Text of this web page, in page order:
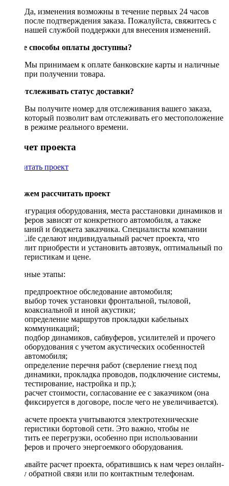
Да, изменения возможны в течение первых 24 часов
после подтверждения заказа. Пожалуйста, свяжитесь с
нашей службой поддержки для внесения изменений.
Какие способы оплаты доступны?
Мы принимаем к оплате банковские карты и наличные
при получении товара.
Как отслеживать статус доставки?
Вы получите номер для отслеживания вашего заказа,
который позволит вам отслеживать его местоположение
в режиме реального времени.
Рассчет проекта
Рассчитать проект
Поможем рассчитать проект
Конфигурация оборудования, места расстановки динамиков и
сабвуферов зависят от конкретного автомобиля, а также
пожеланий и бюджета заказчика. Специалисты компании
DriveLife сделают индивидуальный расчет проекта, что
позволит приобрести и установить автозвук, оптимальный по
характеристикам и цене.
Основные этапы:
предпроектное обследование автомобиля;
выбор точек установки фронтальной, тыловой,
коаксиальной и иной акустики;
определение маршрутов прокладки кабельных
коммуникаций;
подбор динамиков, сабвуферов, усилителей и прочего
оборудования с учетом акустических особенностей
автомобиля;
определение перечня работ (сверление гнезд под
динамики, прокладка проводов, подключение системы,
тестирование, настройка и пр.);
расчет стоимости, согласование ее с заказчиком (она
фиксируется в договоре, после чего не увеличивается).
При расчете проекта учитываются электротехнические
характеристики бортовой сети. Это важно, чтобы не
допустить ее перегрузки, особенно при использовании
сабвуферов и прочего энергоемкого оборудования.
Заказывайте расчет проекта, обратившись к нам через онлайн-
форму обратной связи или по контактным телефонам.